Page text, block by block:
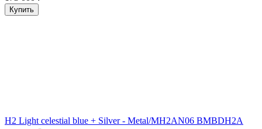
Купить
H2 Light celestial blue + Silver - Metal/MH2AN06 BMBDH2A